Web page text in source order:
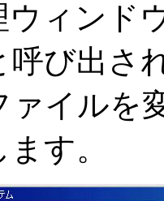
ウィンド
呼び出さ
ァイルを
す。